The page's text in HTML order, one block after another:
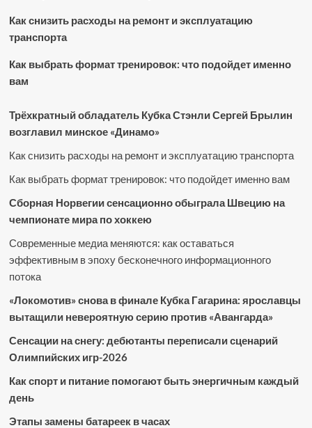
Как снизить расходы на ремонт и эксплуатацию
транспорта
Как выбрать формат тренировок: что подойдет именно
вам
Трёхкратный обладатель Кубка Стэнли Сергей Брылин
возглавил минское «Динамо»
Как снизить расходы на ремонт и эксплуатацию транспорта
Как выбрать формат тренировок: что подойдет именно вам
Сборная Норвегии сенсационно обыграла Швецию на
чемпионате мира по хоккею
Современные медиа меняются: как оставаться
эффективным в эпоху бесконечного информационного
потока
«Локомотив» снова в финале Кубка Гагарина: ярославцы
вытащили невероятную серию против «Авангарда»
Сенсации на снегу: дебютанты переписали сценарий
Олимпийских игр-2026
Как спорт и питание помогают быть энергичным каждый
день
Этапы замены батареек в часах